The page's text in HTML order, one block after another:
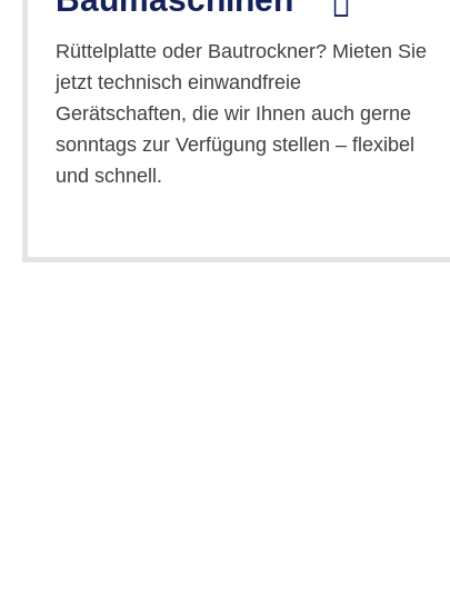
Rüttelplatte oder Bautrockner? Mieten Sie
jetzt technisch einwandfreie
Gerätschaften, die wir Ihnen auch gerne
sonntags zur Verfügung stellen – flexibel
und schnell.